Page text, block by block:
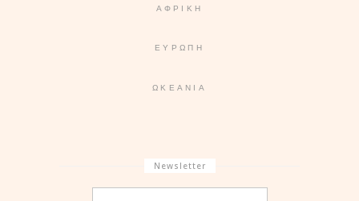
ΑΦΡΙΚΉ
ΕΥΡΏΠΗ
ΩΚΕΑΝΊΑ
Newsletter